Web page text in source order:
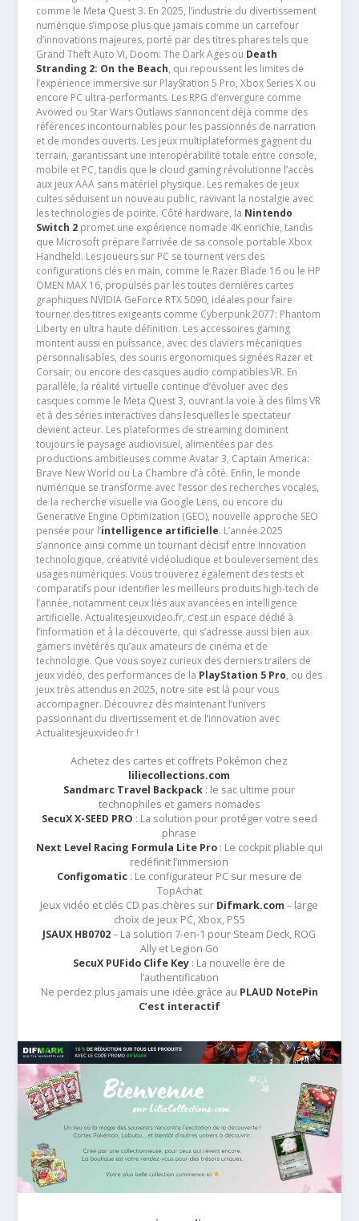
comme le Meta Quest 3. En 2025, l’industrie du divertissement
numérique s’impose plus que jamais comme un carrefour
d’innovations majeures, porté par des titres phares tels que
Grand Theft Auto VI, Doom: The Dark Ages ou Death
Stranding 2: On the Beach, qui repoussent les limites de
l’expérience immersive sur PlayStation 5 Pro, Xbox Series X ou
encore PC ultra-performants. Les RPG d’envergure comme
Avowed ou Star Wars Outlaws s’annoncent déjà comme des
références incontournables pour les passionnés de narration
et de mondes ouverts. Les jeux multiplateformes gagnent du
terrain, garantissant une interopérabilité totale entre console,
mobile et PC, tandis que le cloud gaming révolutionne l’accès
aux jeux AAA sans matériel physique. Les remakes de jeux
cultes séduisent un nouveau public, ravivant la nostalgie avec
les technologies de pointe. Côté hardware, la Nintendo
Switch 2promet une expérience nomade 4K enrichie, tandis
que Microsoft prépare l’arrivée de sa console portable Xbox
Handheld. Les joueurs sur PC se tournent vers des
configurations clés en main, comme le Razer Blade 16 ou le HP
OMEN MAX 16, propulsés par les toutes dernières cartes
graphiques NVIDIA GeForce RTX 5090, idéales pour faire
tourner des titres exigeants comme Cyberpunk 2077: Phantom
Liberty en ultra haute définition. Les accessoires gaming
montent aussi en puissance, avec des claviers mécaniques
personnalisables, des souris ergonomiques signées Razer et
Corsair, ou encore des casques audio compatibles VR. En
parallèle, la réalité virtuelle continue d’évoluer avec des
casques comme le Meta Quest 3, ouvrant la voie à des films VR
et à des séries interactives dans lesquelles le spectateur
devient acteur. Les plateformes de streaming dominent
toujours le paysage audiovisuel, alimentées par des
productions ambitieuses comme Avatar 3, Captain America:
Brave New World ou La Chambre d’à côté. Enfin, le monde
numérique se transforme avec l’essor des recherches vocales,
de la recherche visuelle via Google Lens, ou encore du
Generative Engine Optimization (GEO), nouvelle approche SEO
pensée pour l’intelligence artificielle. L’année 2025
s’annonce ainsi comme un tournant décisif entre innovation
technologique, créativité vidéoludique et bouleversement des
usages numériques. Vous trouverez également des tests et
comparatifs pour identifier les meilleurs produits high-tech de
l’année, notamment ceux liés aux avancées en intelligence
artificielle. Actualitesjeuxvideo.fr, c’est un espace dédié à
l’information et à la découverte, qui s’adresse aussi bien aux
gamers invétérés qu’aux amateurs de cinéma et de
technologie. Que vous soyez curieux des derniers trailers de
jeux vidéo, des performances de la PlayStation 5 Pro, ou des
jeux très attendus en 2025, notre site est là pour vous
accompagner. Découvrez dès maintenant l’univers
passionnant du divertissement et de l’innovation avec
Actualitesjeuxvideo.fr !
Achetez des cartes et coffrets Pokémon chez
liliecollections.com
Sandmarc Travel Backpack : le sac ultime pour
technophiles et gamers nomades
SecuX X-SEED PRO : La solution pour protéger votre seed
phrase
Next Level Racing Formula Lite Pro: Le cockpit pliable qui
redéfinit l’immersion
Configomatic: Le configurateur PC sur mesure de
TopAchat
Jeux vidéo et clés CD pas chères sur Difmark.com – large
choix de jeux PC, Xbox, PS5
JSAUX HB0702– La solution 7-en-1 pour Steam Deck, ROG
Ally et Legion Go
SecuX PUFido Clife Key : La nouvelle ère de
l’authentification
Ne perdez plus jamais une idée grâce au PLAUD NotePin
C’est interactif